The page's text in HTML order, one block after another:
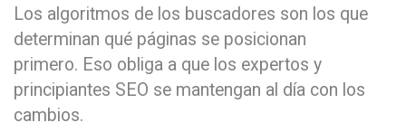
Los algoritmos de los buscadores son los que
determinan qué páginas se posicionan
primero. Eso obliga a que los expertos y
principiantes SEO se mantengan al día con los
cambios.